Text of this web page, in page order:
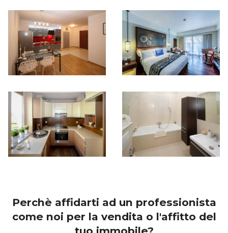
Perchè affidarti ad un professionista
come noi per la vendita o l'affitto del